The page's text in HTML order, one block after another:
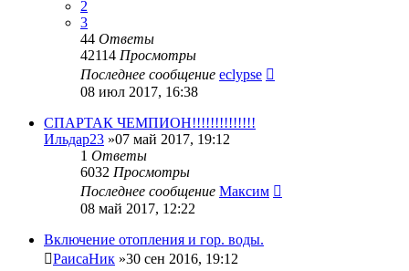
2
3
44 Ответы
42114 Просмотры
Последнее сообщение eclypse
08 июл 2017, 16:38
СПАРТАК ЧЕМПИОН!!!!!!!!!!!!!!
Ильдар23 »07 май 2017, 19:12
1 Ответы
6032 Просмотры
Последнее сообщение Максим
08 май 2017, 12:22
Включение отопления и гор. воды.
РаисаНик »30 сен 2016, 19:12